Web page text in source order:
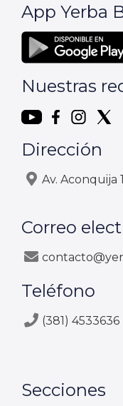
App Yerba
Nuestras
Dirección
Av. Aconquija
Correo
Teléfono
(381) 4533636
Secciones